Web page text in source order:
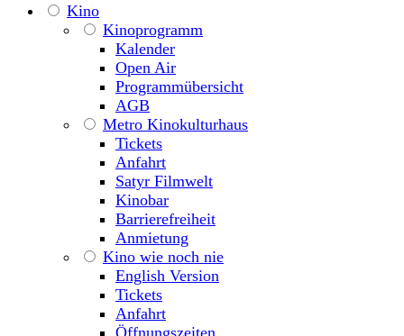
Kino
Kinoprogramm
Kalender
Open Air
Programmübersicht
AGB
Metro Kinokulturhaus
Tickets
Anfahrt
Satyr Filmwelt
Kinobar
Barrierefreiheit
Anmietung
Kino wie noch nie
English Version
Tickets
Anfahrt
Öffnungszeiten